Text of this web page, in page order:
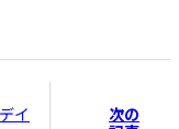
イ
次の